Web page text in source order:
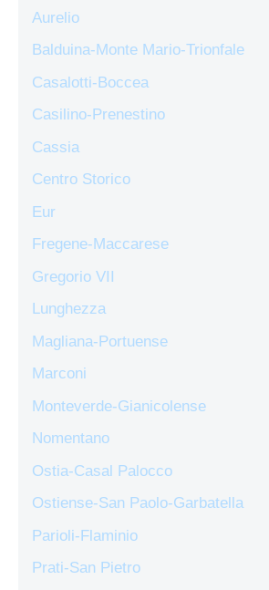
Aurelio
Balduina-Monte Mario-Trionfale
Casalotti-Boccea
Casilino-Prenestino
Cassia
Centro Storico
Eur
Fregene-Maccarese
Gregorio VII
Lunghezza
Magliana-Portuense
Marconi
Monteverde-Gianicolense
Nomentano
Ostia-Casal Palocco
Ostiense-San Paolo-Garbatella
Parioli-Flaminio
Prati-San Pietro